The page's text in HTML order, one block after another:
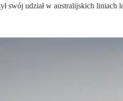
swój udział w australijskich liniach